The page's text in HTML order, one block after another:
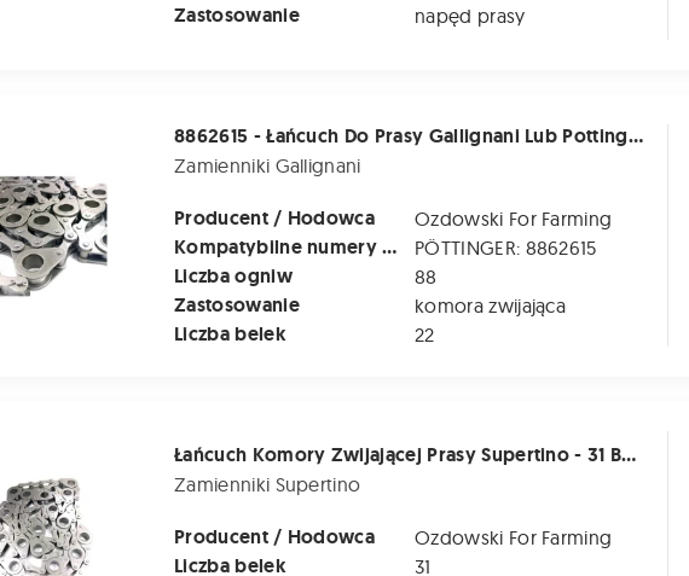
Zastosowanie napęd prasy
8862615 - Łańcuch Do Prasy Gallignani Lub Pottinger - 22 Belki (co 20 cm)
Zamienniki Gallignani
Producent / Hodowca Ozdowski For Farming
Kompatybilne numery katalogowe PÖTTINGER: 8862615
Liczba ogniw 88
Zastosowanie komora zwijająca
Liczba belek 22
Łańcuch Komory Zwijającej Prasy Supertino - 31 Belek (co 20 cm) Jedna Strona
Zamienniki Supertino
Producent / Hodowca Ozdowski For Farming
Liczba belek 31